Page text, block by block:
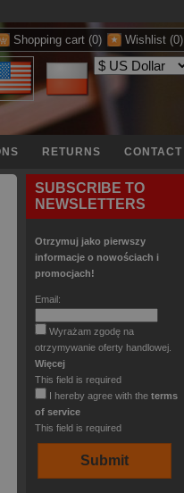
Shopping cart (0) Wishlist (0)
RETURNS CONTACT
SUBSCRIBE TO
NEWSLETTERS
Otrzymuj jako pierwszy
informacje o nowościach i
promocjach!
Email:
Wyrażam zgodę na
otrzymywanie oferty handlowej.
Więcej
This field is required
I hereby agree with the terms
of service
This field is required